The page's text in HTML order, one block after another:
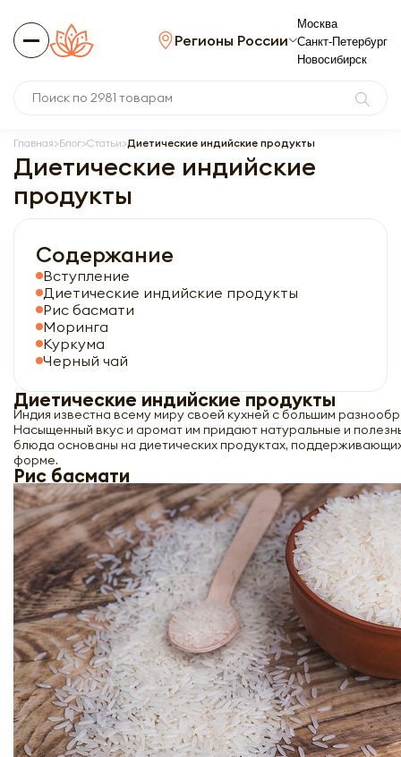
Регионы России
Москва
Санкт-Петербург
Новосибирск
Главная Блог Статьи Диетические индийские продукты
Диетические индийские
продукты
Диетические индийские продукты
Индия известна всему миру своей кухней с большим
Насыщенный вкус и аромат им придают натуральные и
блюда основаны на диетических продуктах,
форме.
Рис басмати
Содержание
Вступление
Диетические индийские продукты
Рис басмати
Моринга
Куркума
Черный чай